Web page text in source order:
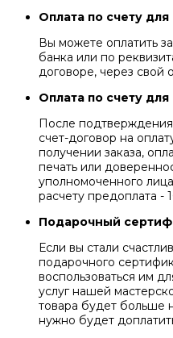
Оплата по счету
Вы можете оплатить
банка или по
договоре, через свой
Оплата по счету
После
счет-договор на
получении заказа,
печать или
уполномоченного
расчету предоплата -
Подарочный
Если вы стали
подарочного
воспользоваться им
услуг нашей
товара будет больше
нужно будет